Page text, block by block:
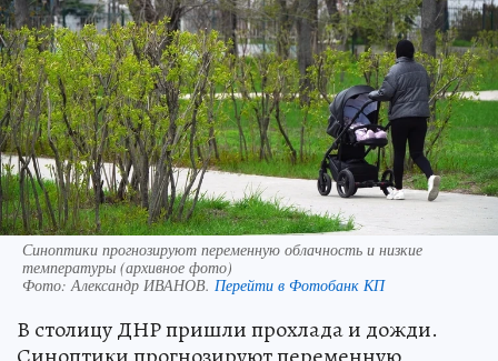
Синоптики прогнозируют переменную облачность и низкие
температуры (архивное фото)
Фото:Александр ИВАНОВ. Перейти в Фотобанк КП
В столицу ДНР пришли прохлада и дожди.